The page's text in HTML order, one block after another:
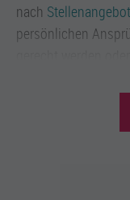
nach
persönlichen
zur Verfügung